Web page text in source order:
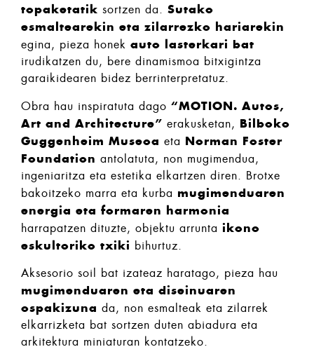
topaketatik sortzen da. Sutako
esmaltearekin eta zilarrezko hariarekin
egina, pieza honek auto lasterkari bat
irudikatzen du, bere dinamismoa bitxigintza
garaikidearen bidez berrinterpretatuz.
Obra hau inspiratuta dago “MOTION. Autos,
Art and Architecture” erakusketan, Bilboko
Guggenheim Museoa eta Norman Foster
Foundation antolatuta, non mugimendua,
ingeniaritza eta estetika elkartzen diren. Brotxe
bakoitzeko marra eta kurba mugimenduaren
energia eta formaren harmonia
harrapatzen dituzte, objektu arrunta ikono
eskultoriko txiki bihurtuz.
Aksesorio soil bat izateaz haratago, pieza hau
mugimenduaren eta diseinuaren
ospakizuna da, non esmalteak eta zilarrek
elkarrizketa bat sortzen duten abiadura eta
arkitektura miniaturan kontatzeko.